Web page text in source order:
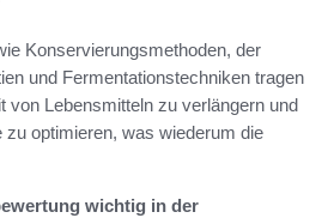
Konservierungsmethoden, der
und Fermentationstechniken tragen
von Lebensmitteln zu verlängern und
zu optimieren, was wiederum die
wichtig in der